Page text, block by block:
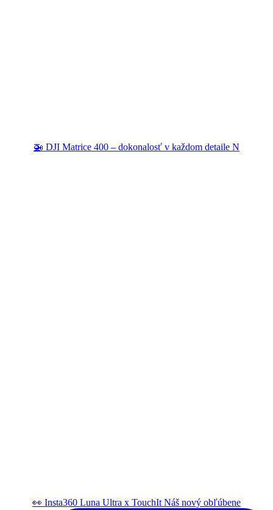
🚁 DJI Matrice 400 – dokonalosť v každom detaile N
👀 Insta360 Luna Ultra x TouchIt Náš nový obľúbene